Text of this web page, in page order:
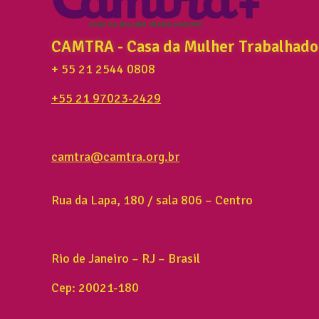
CAMTRA - Casa da Mulher
+ 55 21 2544 0808
+55 21 97023-2429
camtra@camtra.org.br
Rua da Lapa, 180 / sala 806 – Centro
Rio de Janeiro – RJ – Brasil
Cep: 20021-180